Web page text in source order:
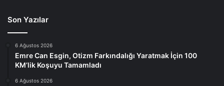
Son Yazılar
6 Ağustos 2026
Emre Can Esgin, Otizm Farkındalığı Yaratmak İçin 100
KM’lik Koşuyu Tamamladı
6 Ağustos 2026